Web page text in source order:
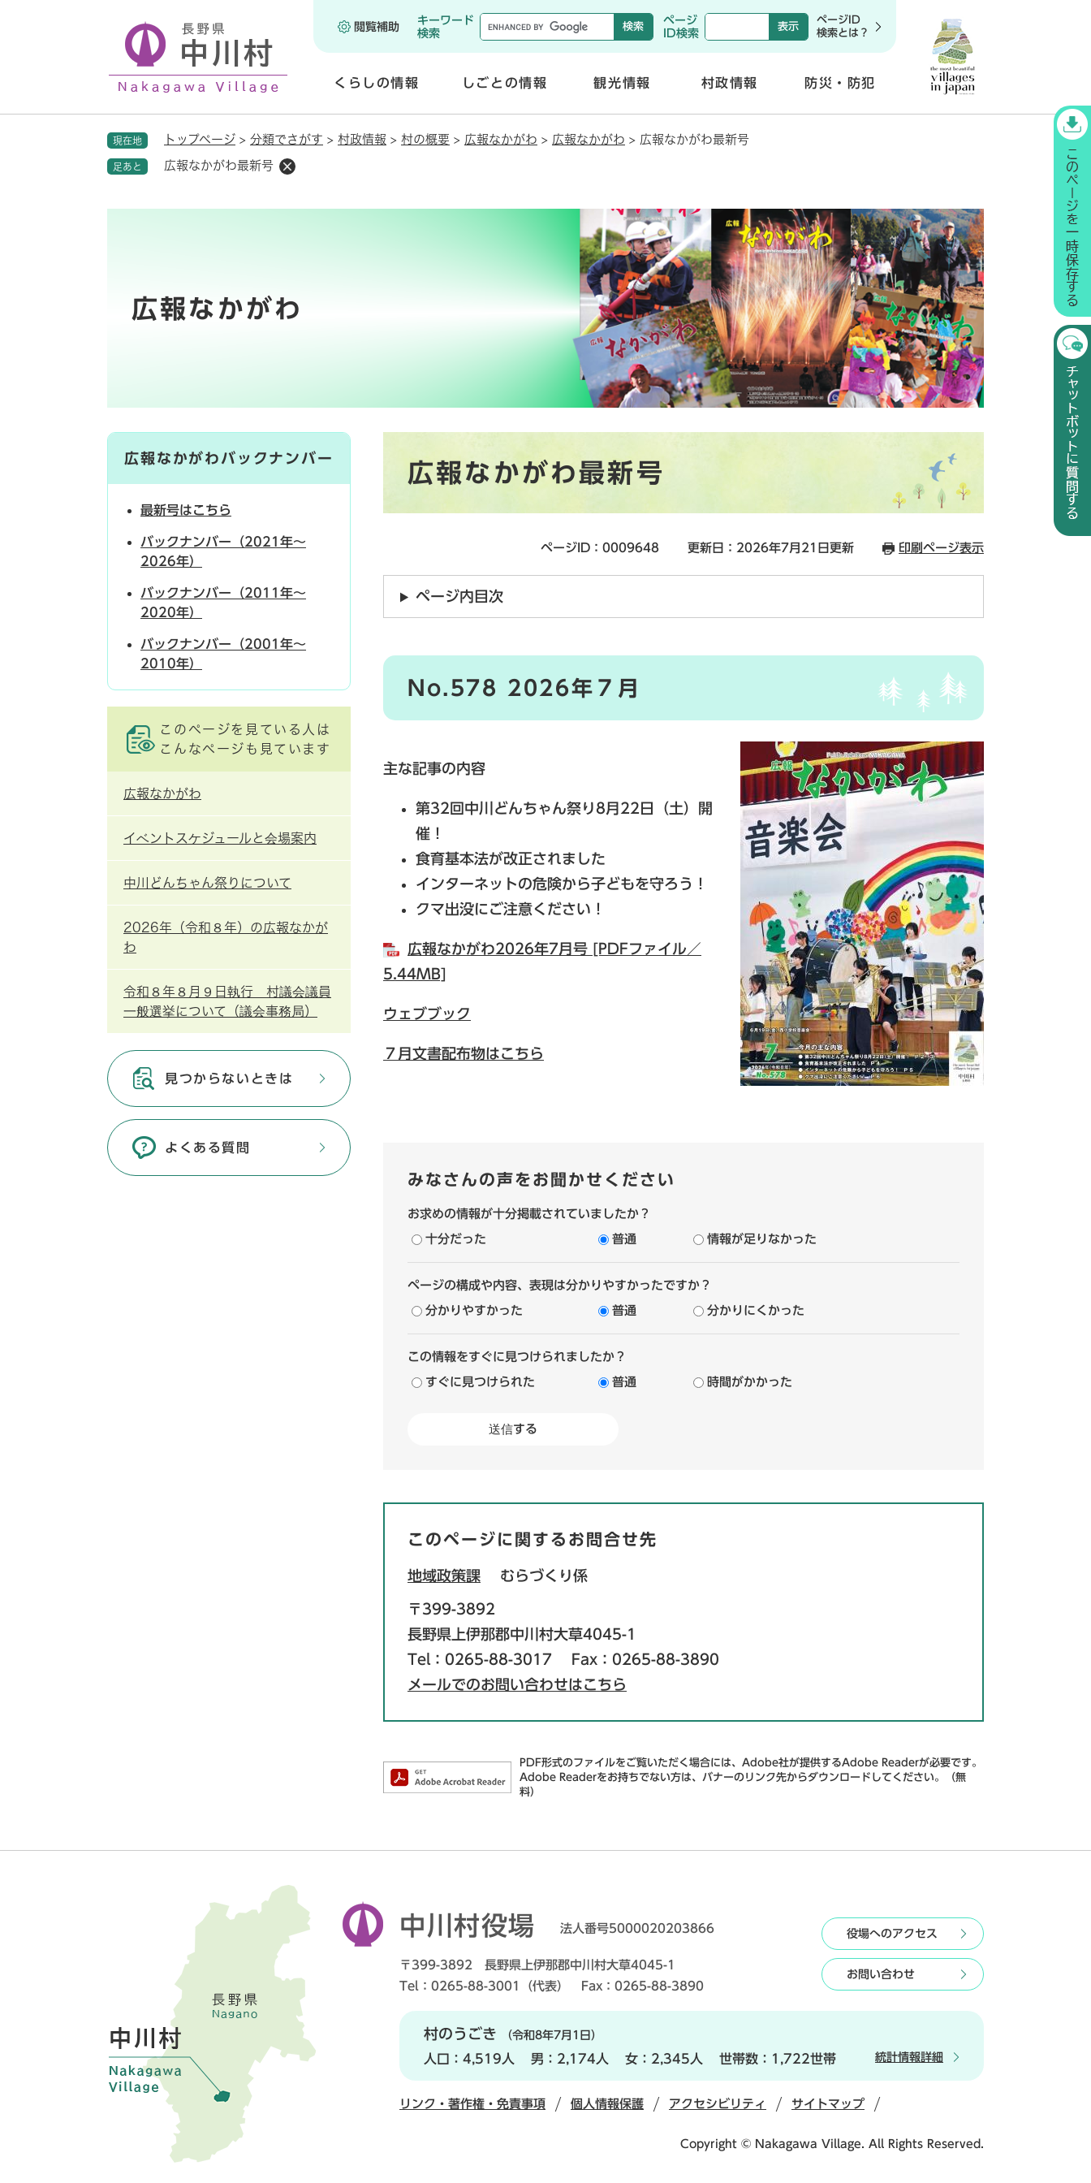
メニューを飛ばして本文へ
閲覧補助
キーワード
検索
ページ
ID検索
ページID
検索とは？
くらしの情報
く
しごとの情報
く
観光情報 村政情報
く
防災・防犯
現在地 トップページ > 分類でさがす > 村政情報 > 村の概要 > 広報なかがわ > 広報なかがわ > 広報なかがわ最新号
足あと 広報なかがわ最新号
広報なかがわ
広報なかがわ最新号
ページID：0009648 更新日：2026年7月21日更新 印刷ページ表示
ページ内目次
No.578 2026年７月
主な記事の内容
第32回中川どんちゃん祭り8月22日（土）開
催！
食育基本法が改正されました
インターネットの危険から子どもを守ろう！
クマ出没にご注意ください！
広報なかがわ2026年7月号 [PDFファイル／
5.44MB]
ウェブブック
７月文書配布物はこちら
みなさんの声をお聞かせください
お求めの情報が十分掲載されていましたか？
十分だった 普通 情報が足りなかった
ページの構成や内容、表現は分かりやすかったですか？
分かりやすかった 普通 分かりにくかった
この情報をすぐに見つけられましたか？
すぐに見つけられた 普通 時間がかかった
このページに関するお問合せ先
地域政策課 むらづくり係
〒399-3892
長野県上伊那郡中川村大草4045-1
Tel：0265-88-3017
Fax：0265-88-3890
メールでのお問い合わせはこちら
PDF形式のファイルをご覧いただく場合には、Adobe社が提供するAdobe Readerが必要です。
Adobe Readerをお持ちでない方は、バナーのリンク先からダウンロードしてください。（無
料）
広報なかがわバックナンバー
最新号はこちら
バックナンバー（2021年～
2026年）
バックナンバー（2011年～
2020年）
バックナンバー（2001年～
2010年）
このページを見ている人は
こんなページも見ています
広報なかがわ
イベントスケジュールと会場案内
中川どんちゃん祭りについて
2026年（令和８年）の広報なかが
わ
令和８年８月９日執行 村議会議員
一般選挙について（議会事務局）
見つからないときは
よくある質問
中川村役場 法人番号5000020203866
〒399-3892 長野県上伊那郡中川村大草4045-1
Tel：0265-88-3001（代表） Fax：0265-88-3890
役場へのアクセス
お問い合わせ
村のうごき （令和8年7月1日）
人口： 4,519人 男： 2,174人 女： 2,345人 世帯数： 1,722世帯 統計情報詳細
リンク・著作権・免責事項 個人情報保護 アクセシビリティ サイトマップ
Copyright © Nakagawa Village. All Rights Reserved.